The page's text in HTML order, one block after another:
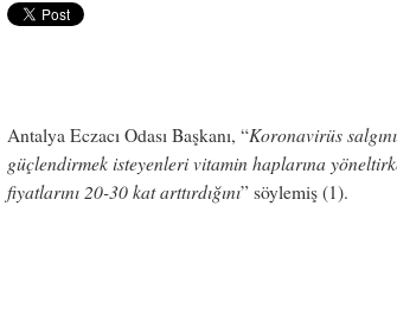
Antalya Eczacı Odası Başkanı, “Koronavirüs
güçlendirmek isteyenleri vitamin haplarına
fiyatlarını 20-30 kat arttırdığını” söylemiş (1).